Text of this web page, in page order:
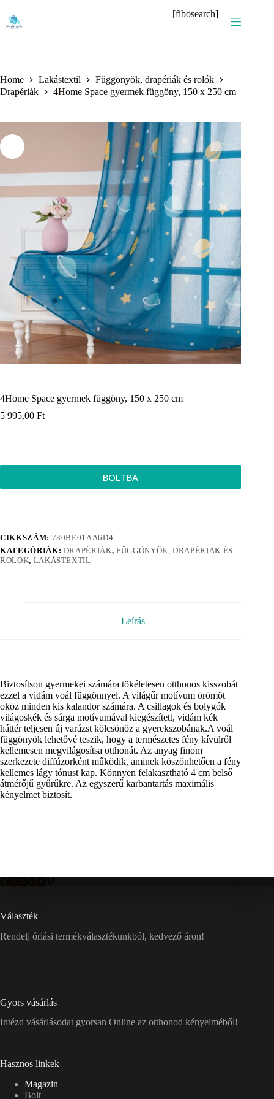
content
[fibosearch]
Home Lakástextil
Függönyök, drapériák és rolók
Drapériák
4Home Space gyermek függöny, 150 x 250 cm
4Home Space gyermek függöny, 150 x 250 cm
5 995,00 Ft
BOLTBA
CIKKSZÁM: 730BE01AA6D4
KATEGÓRIÁK: DRAPÉRIÁK, FÜGGÖNYÖK, DRAPÉRIÁK ÉS
ROLÓK, LAKÁSTEXTIL
Leírás
Biztosítson gyermekei számára tökéletesen otthonos kisszobát
ezzel a vidám voál függönnyel. A világűr motívum örömöt
okoz minden kis kalandor számára. A csillagok és bolygók
világoskék és sárga motívumával kiegészített, vidám kék
háttér teljesen új varázst kölcsönöz a gyerekszobának.A voál
függönyök lehetővé teszik, hogy a természetes fény kívülről
kellemesen megvilágosítsa otthonát. Az anyag finom
szerkezete diffúzorként működik, aminek köszönhetően a fény
kellemes lágy tónust kap. Könnyen felakasztható 4 cm belső
átmérőjű gyűrűkre. Az egyszerű karbantartás maximális
kényelmet biztosít.
Választék
Rendelj óriási termékválasztékunkból, kedvező áron!
Gyors vásárlás
Intézd vásárlásodat gyorsan Online az otthonod kényelméből!
Hasznos linkek
Magazin
Bolt